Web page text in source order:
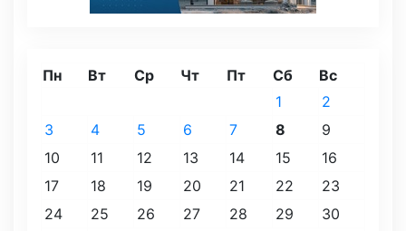
Пн Вт Ср Чт Пт Сб Вс
1
2
3
4 5 6 7 8
9
10
11 12 13 14 15
16
17
18 19 20 21 22
23
24
25 26 27 28 29
30